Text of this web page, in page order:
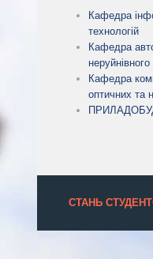
Кафедра
технологій
Кафедра
Кафедра
оптичних та
СТАНЬ